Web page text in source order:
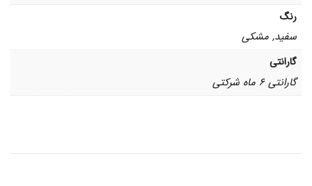
رنگ
سفید, مشکی
گارانتی
گارانتی 6 ماه شرکتی